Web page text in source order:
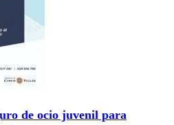
de ocio juvenil para